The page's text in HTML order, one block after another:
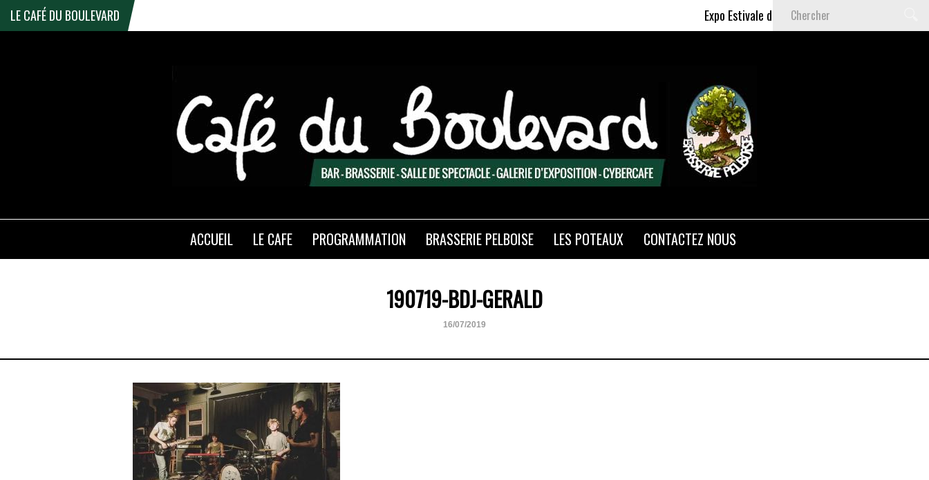
LE CAFÉ DU BOULEVARD Expo Estivale de Céline DELAS - Du 9 Juillet au 6
ACCUEIL LE CAFE PROGRAMMATION BRASSERIE PELBOISE LES POTEAUX CONTACTEZ NOUS
190719-BDJ-GERALD
16/07/2019